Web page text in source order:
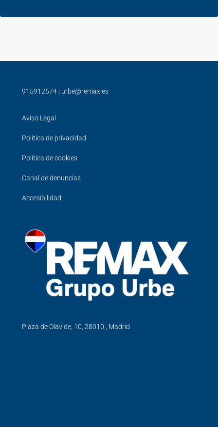
915912574 | urbe@remax.es
Aviso Legal
Política de privacidad
Política de cookies
Canal de denuncias
Accesibilidad
Plaza de Olavide, 10, 28010 , Madrid